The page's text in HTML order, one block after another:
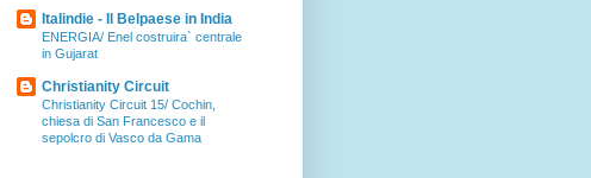
ItaIindie - Il Belpaese in India
ENERGIA/ Enel costruira` centrale
in Gujarat
Christianity Circuit
Christianity Circuit 15/ Cochin,
chiesa di San Francesco e il
sepolcro di Vasco da Gama